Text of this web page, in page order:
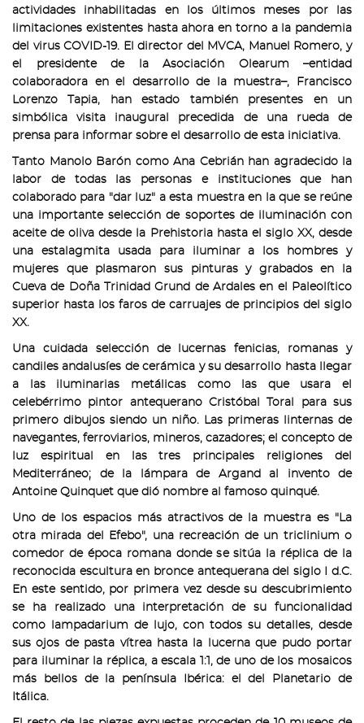
actividades inhabilitadas en los últimos meses por las
limitaciones existentes hasta ahora en torno a la pandemia
del virus COVID-19. El director del MVCA, Manuel Romero, y
el presidente de la Asociación Olearum –entidad
colaboradora en el desarrollo de la muestra–, Francisco
Lorenzo Tapia, han estado también presentes en un
simbólica visita inaugural precedida de una rueda de
prensa para informar sobre el desarrollo de esta iniciativa.
Tanto Manolo Barón como Ana Cebrián han agradecido la
labor de todas las personas e instituciones que han
colaborado para "dar luz" a esta muestra en la que se reúne
una importante selección de soportes de iluminación con
aceite de oliva desde la Prehistoria hasta el siglo XX, desde
una estalagmita usada para iluminar a los hombres y
mujeres que plasmaron sus pinturas y grabados en la
Cueva de Doña Trinidad Grund de Ardales en el Paleolítico
superior hasta los faros de carruajes de principios del siglo
XX.
Una cuidada selección de lucernas fenicias, romanas y
candiles andalusíes de cerámica y su desarrollo hasta llegar
a las iluminarias metálicas como las que usara el
celebérrimo pintor antequerano Cristóbal Toral para sus
primero dibujos siendo un niño. Las primeras linternas de
navegantes, ferroviarios, mineros, cazadores; el concepto de
luz espiritual en las tres principales religiones del
Mediterráneo; de la lámpara de Argand al invento de
Antoine Quinquet que dió nombre al famoso quinqué.
Uno de los espacios más atractivos de la muestra es "La
otra mirada del Efebo", una recreación de un triclinium o
comedor de época romana donde se sitúa la réplica de la
reconocida escultura en bronce antequerana del siglo I d.C.
En este sentido, por primera vez desde su descubrimiento
se ha realizado una interpretación de su funcionalidad
como lampadarium de lujo, con todos su detalles, desde
sus ojos de pasta vítrea hasta la lucerna que pudo portar
para iluminar la réplica, a escala 1:1, de uno de los mosaicos
más bellos de la península Ibérica: el del Planetario de
Itálica.